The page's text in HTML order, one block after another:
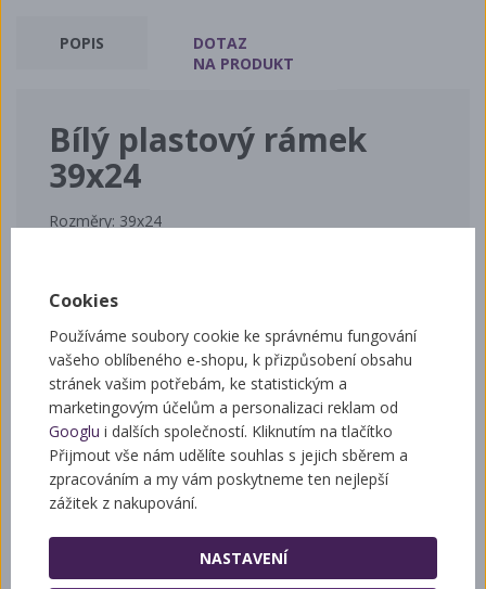
POPIS
DOTAZ
NA PRODUKT
Bílý plastový rámek
39x24
Rozměry: 39x24
Materiál: polystyren s tepelnou odolností do 70°C
nezávadnosti
Související zboží
Plastový rámeček černý 39x24
Cookies
Používáme soubory cookie ke správnému fungování
vašeho oblíbeného e-shopu, k přizpůsobení obsahu
stránek vašim potřebám, ke statistickým a
marketingovým účelům a personalizaci reklam od
Googlu i dalších společností. Kliknutím na tlačítko
Přijmout vše nám udělíte souhlas s jejich sběrem a
zpracováním a my vám poskytneme ten nejlepší
zážitek z nakupování.
NASTAVENÍ